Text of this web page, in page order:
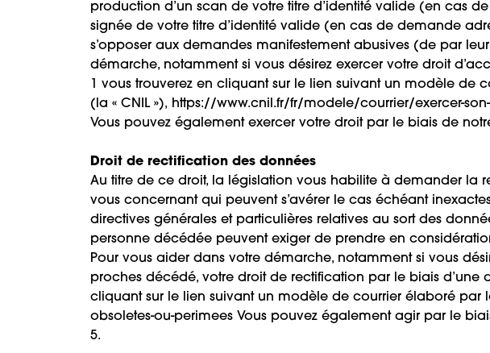
production d’un scan de votre titre d’identité valide (en cas
signée de votre titre d’identité valide (en cas de demande
s’opposer aux demandes manifestement abusives (de par
démarche, notamment si vous désirez exercer votre droit
1 vous trouverez en cliquant sur le lien suivant un modèle de
(la « CNIL »), https://www.cnil.fr/fr/modele/courrier/exercer-
Vous pouvez également exercer votre droit par le biais de
Droit de rectification des données
Au titre de ce droit, la législation vous habilite à demander la
vous concernant qui peuvent s’avérer le cas échéant
directives générales et particulières relatives au sort des
personne décédée peuvent exiger de prendre en
Pour vous aider dans votre démarche, notamment si vous
proches décédé, votre droit de rectification par le biais d’une
cliquant sur le lien suivant un modèle de courrier élaboré par
obsoletes-ou-perimees Vous pouvez également agir par le
5.